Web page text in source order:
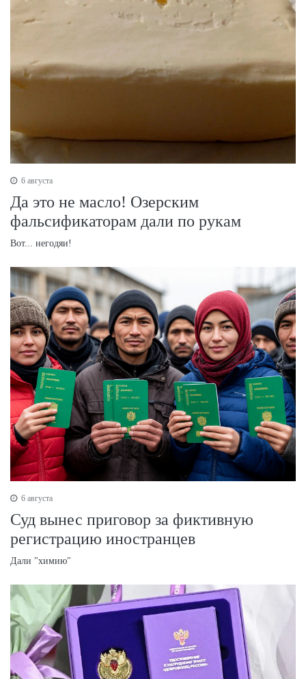
6 августа
Да это не масло! Озерским
фальсификаторам дали по рукам
Вот... негодяи!
6 августа
Суд вынес приговор за фиктивную
регистрацию иностранцев
Дали "химию"